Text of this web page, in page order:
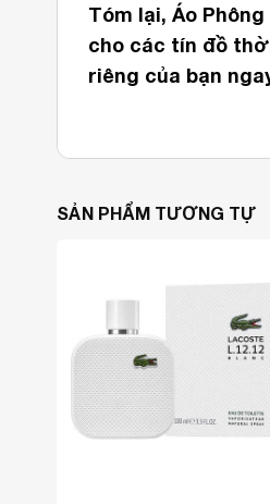
Tóm lại, Áo
cho các tín đồ
riêng của bạn
SẢN PHẨM TƯƠNG TỰ